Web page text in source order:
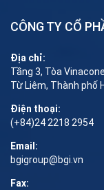
CÔNG TY CỔ
Địa chỉ:
Tầng 3, Tòa
Từ Liêm, Thành phố
Điện thoại:
(+84)24 2218 2954
Email:
bgigroup@bgi.vn
Fax: